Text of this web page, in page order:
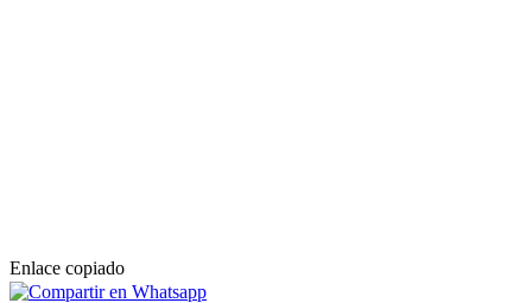
Enlace copiado